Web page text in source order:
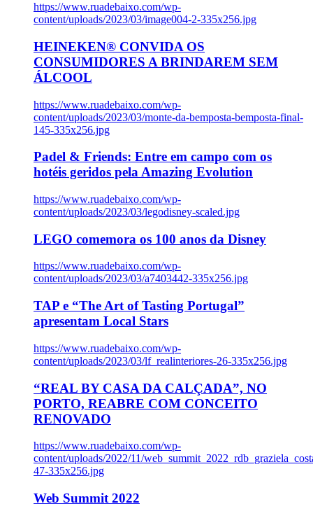
https://www.ruadebaixo.com/wp-
content/uploads/2023/03/image004-2-335x256.jpg
HEINEKEN® CONVIDA OS
CONSUMIDORES A BRINDAREM SEM
ÁLCOOL
https://www.ruadebaixo.com/wp-
content/uploads/2023/03/monte-da-bemposta-bemposta-final-
145-335x256.jpg
Padel & Friends: Entre em campo com os
hotéis geridos pela Amazing Evolution
https://www.ruadebaixo.com/wp-
content/uploads/2023/03/legodisney-scaled.jpg
LEGO comemora os 100 anos da Disney
https://www.ruadebaixo.com/wp-
content/uploads/2023/03/a7403442-335x256.jpg
TAP e “The Art of Tasting Portugal”
apresentam Local Stars
https://www.ruadebaixo.com/wp-
content/uploads/2023/03/lf_realinteriores-26-335x256.jpg
“REAL BY CASA DA CALÇADA”, NO
PORTO, REABRE COM CONCEITO
RENOVADO
https://www.ruadebaixo.com/wp-
content/uploads/2022/11/
47-335x256.jpg
Web Summit 2022